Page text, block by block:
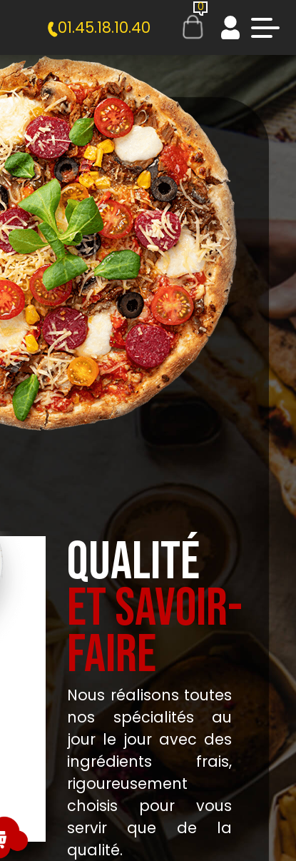
01.45.18.10.40
0
QUALITÉ
ET SAVOIR-
FAIRE
Nous réalisons toutes
nos spécialités au
jour le jour avec des
ingrédients frais,
rigoureusement
choisis pour vous
servir que de la
qualité.